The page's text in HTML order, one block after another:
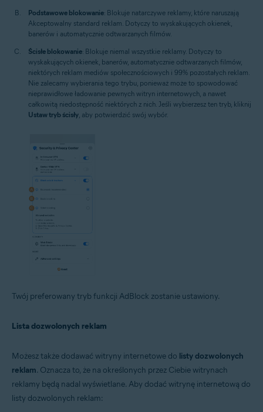
Podstawowe blokowanie: Blokuje natarczywe reklamy, które naruszają
Akceptowalny standard reklam. Dotyczy to wyskakujących okienek,
banerów i automatycznie odtwarzanych filmów.
Ścisłe blokowanie: Blokuje niemal wszystkie reklamy. Dotyczy to
wyskakujących okienek, banerów, automatycznie odtwarzanych filmów,
niektórych reklam mediów społecznościowych i 99% pozostałych reklam.
Nie zalecamy wybierania tego trybu, ponieważ może to spowodować
nieprawidłowe ładowanie pewnych witryn internetowych, a nawet
całkowitą niedostępność niektórych z nich. Jeśli wybierzesz ten tryb, kliknij
Ustaw tryb ścisły , aby potwierdzić swój wybór.
Twój preferowany tryb funkcji AdBlock zostanie ustawiony.
Lista dozwolonych reklam
Możesz także dodawać witryny internetowe do listy dozwolonych
reklam. Oznacza to, że na określonych przez Ciebie witrynach
reklamy będą nadal wyświetlane. Aby dodać witrynę internetową do
listy dozwolonych reklam: